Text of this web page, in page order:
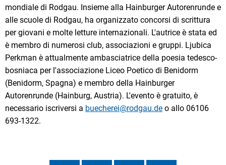
mondiale di Rodgau. Insieme alla Hainburger Autorenrunde e
alle scuole di Rodgau, ha organizzato concorsi di scrittura
per giovani e molte letture internazionali. L'autrice è stata ed
è membro di numerosi club, associazioni e gruppi. Ljubica
Perkman è attualmente ambasciatrice della poesia tedesco-
bosniaca per l'associazione Liceo Poetico di Benidorm
(Benidorm, Spagna) e membro della Hainburger
Autorenrunde (Hainburg, Austria). L'evento è gratuito, è
necessario iscriversi a buecherei@rodgau.de o allo 06106
693-1322.